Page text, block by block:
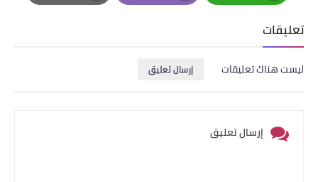
Whatsapp
Email
Print
تعليقات
ليست هناك تعليقات إرسال تعليق
إرسال تعليق